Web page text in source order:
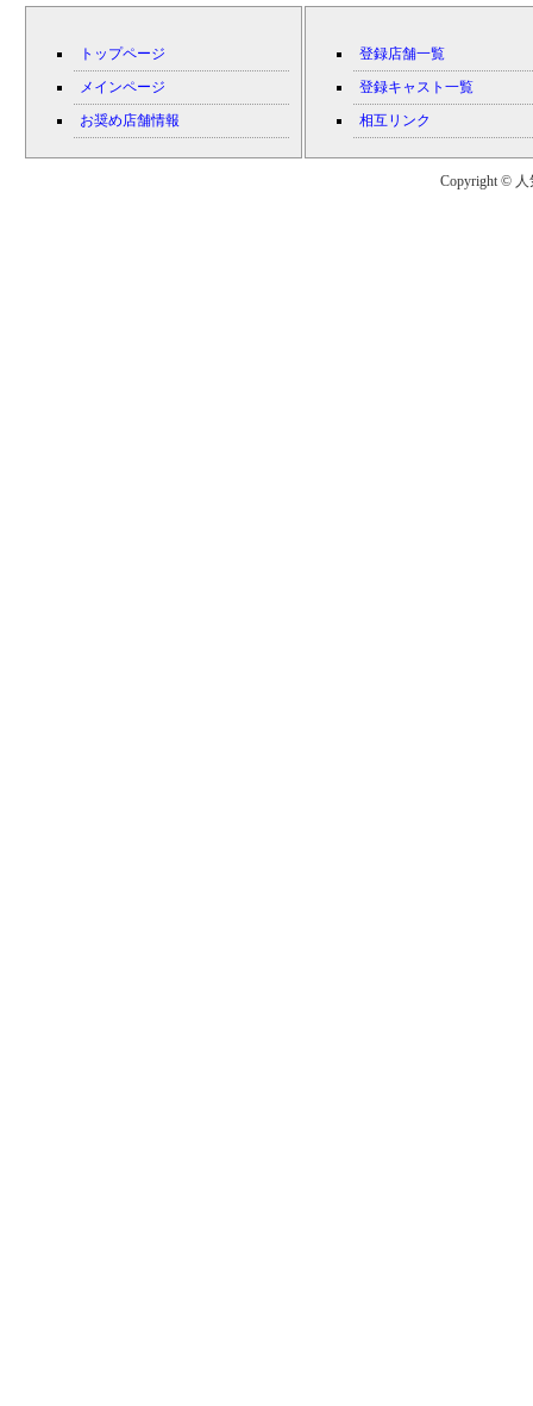
トップページ
メインページ
お奨め店舗情報
登録店舗一覧
登録キャスト一覧
相互リンク
Copyright © 人